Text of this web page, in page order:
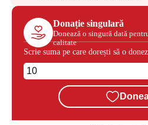
Donație singulară
Donează o singură dată
calitate
Scrie suma pe care dorești să o